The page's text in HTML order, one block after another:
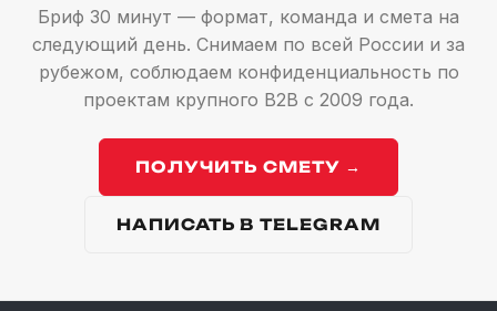
Бриф 30 минут — формат, команда и смета на
следующий день. Снимаем по всей России и за
рубежом, соблюдаем конфиденциальность по
проектам крупного B2B с 2009 года.
ПОЛУЧИТЬ СМЕТУ →
НАПИСАТЬ В TELEGRAM